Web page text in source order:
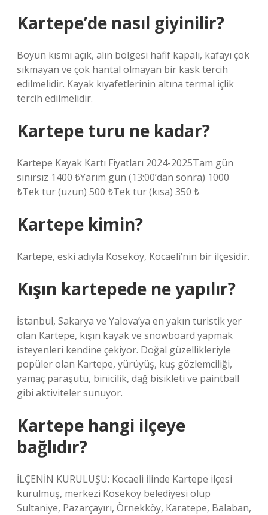
Kartepe’de nasıl giyinilir?
Boyun kısmı açık, alın bölgesi hafif kapalı, kafayı çok
sıkmayan ve çok hantal olmayan bir kask tercih
edilmelidir. Kayak kıyafetlerinin altına termal içlik
tercih edilmelidir.
Kartepe turu ne kadar?
Kartepe Kayak Kartı Fiyatları 2024-2025Tam gün
sınırsız 1400 ₺Yarım gün (13:00’dan sonra) 1000
₺Tek tur (uzun) 500 ₺Tek tur (kısa) 350 ₺
Kartepe kimin?
Kartepe, eski adıyla Köseköy, Kocaeli’nin bir ilçesidir.
Kışın kartepede ne yapılır?
İstanbul, Sakarya ve Yalova’ya en yakın turistik yer
olan Kartepe, kışın kayak ve snowboard yapmak
isteyenleri kendine çekiyor. Doğal güzellikleriyle
popüler olan Kartepe, yürüyüş, kuş gözlemciliği,
yamaç paraşütü, binicilik, dağ bisikleti ve paintball
gibi aktiviteler sunuyor.
Kartepe hangi ilçeye
bağlıdır?
İLÇENİN KURULUŞU: Kocaeli ilinde Kartepe ilçesi
kurulmuş, merkezi Köseköy belediyesi olup
Sultaniye, Pazarçayırı, Örnekköy, Karatepe, Balaban,